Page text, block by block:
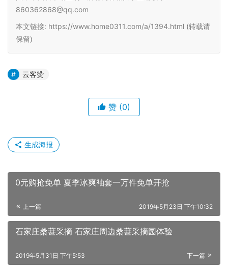
860362868@qq.com
本文链接: https://www.home0311.com/a/1394.html (转载请
保留)
云客赞
赞 (0)
生成海报
0元购抢免单 夏季冰爽袖套一万件免单开抢
上一篇 2019年5月23日 下午10:32
石家庄桑葚采摘 石家庄周边桑葚采摘园体验
下一篇
2019年5月31日 下午5:53